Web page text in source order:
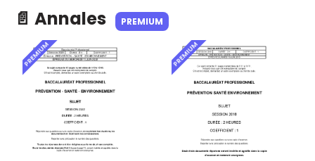
📄 Annales PREMIUM
PREMIUM PREMIUM